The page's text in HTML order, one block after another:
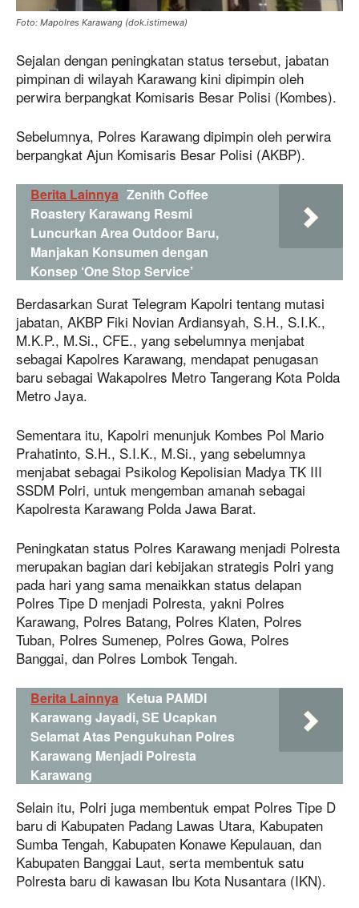
Foto: Mapolres Karawang (dok.istimewa)
Sejalan dengan peningkatan status tersebut, jabatan
pimpinan di wilayah Karawang kini dipimpin oleh
perwira berpangkat Komisaris Besar Polisi (Kombes).
Sebelumnya, Polres Karawang dipimpin oleh perwira
berpangkat Ajun Komisaris Besar Polisi (AKBP).
Berita Lainnya Zenith Coffee
Roastery Karawang Resmi
Luncurkan Area Outdoor Baru,
Manjakan Konsumen dengan
Konsep ‘One Stop Service’
Berdasarkan Surat Telegram Kapolri tentang mutasi
jabatan, AKBP Fiki Novian Ardiansyah, S.H., S.I.K.,
M.K.P., M.Si., CFE., yang sebelumnya menjabat
sebagai Kapolres Karawang, mendapat penugasan
baru sebagai Wakapolres Metro Tangerang Kota Polda
Metro Jaya.
Sementara itu, Kapolri menunjuk Kombes Pol Mario
Prahatinto, S.H., S.I.K., M.Si., yang sebelumnya
menjabat sebagai Psikolog Kepolisian Madya TK III
SSDM Polri, untuk mengemban amanah sebagai
Kapolresta Karawang Polda Jawa Barat.
Peningkatan status Polres Karawang menjadi Polresta
merupakan bagian dari kebijakan strategis Polri yang
pada hari yang sama menaikkan status delapan
Polres Tipe D menjadi Polresta, yakni Polres
Karawang, Polres Batang, Polres Klaten, Polres
Tuban, Polres Sumenep, Polres Gowa, Polres
Banggai, dan Polres Lombok Tengah.
Berita Lainnya Ketua PAMDI
Karawang Jayadi, SE Ucapkan
Selamat Atas Pengukuhan Polres
Karawang Menjadi Polresta
Karawang
Selain itu, Polri juga membentuk empat Polres Tipe D
baru di Kabupaten Padang Lawas Utara, Kabupaten
Sumba Tengah, Kabupaten Konawe Kepulauan, dan
Kabupaten Banggai Laut, serta membentuk satu
Polresta baru di kawasan Ibu Kota Nusantara (IKN).